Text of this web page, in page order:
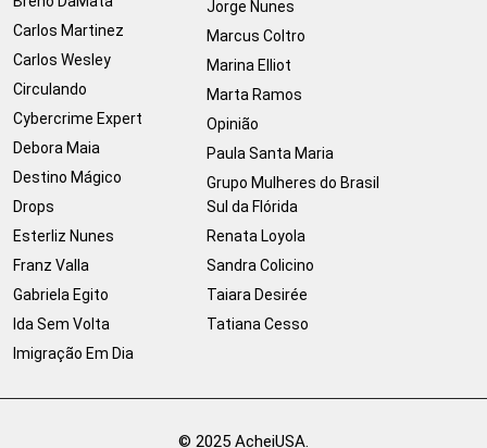
Carlos Martinez
Carlos Wesley
Circulando
Cybercrime Expert
Debora Maia
Destino Mágico
Drops
Esterliz Nunes
Franz Valla
Gabriela Egito
Ida Sem Volta
Imigração Em Dia
Jorge Nunes
Marcus Coltro
Marina Elliot
Marta Ramos
Opinião
Paula Santa Maria
Grupo Mulheres do Brasil
Sul da Flórida
Renata Loyola
Sandra Colicino
Taiara Desirée
Tatiana Cesso
© 2025 AcheiUSA.